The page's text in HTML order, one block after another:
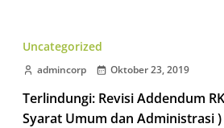
Uncategorized
admincorp Oktober 23, 2019
Terlindungi: Revisi Addendum
Syarat Umum dan Administrasi